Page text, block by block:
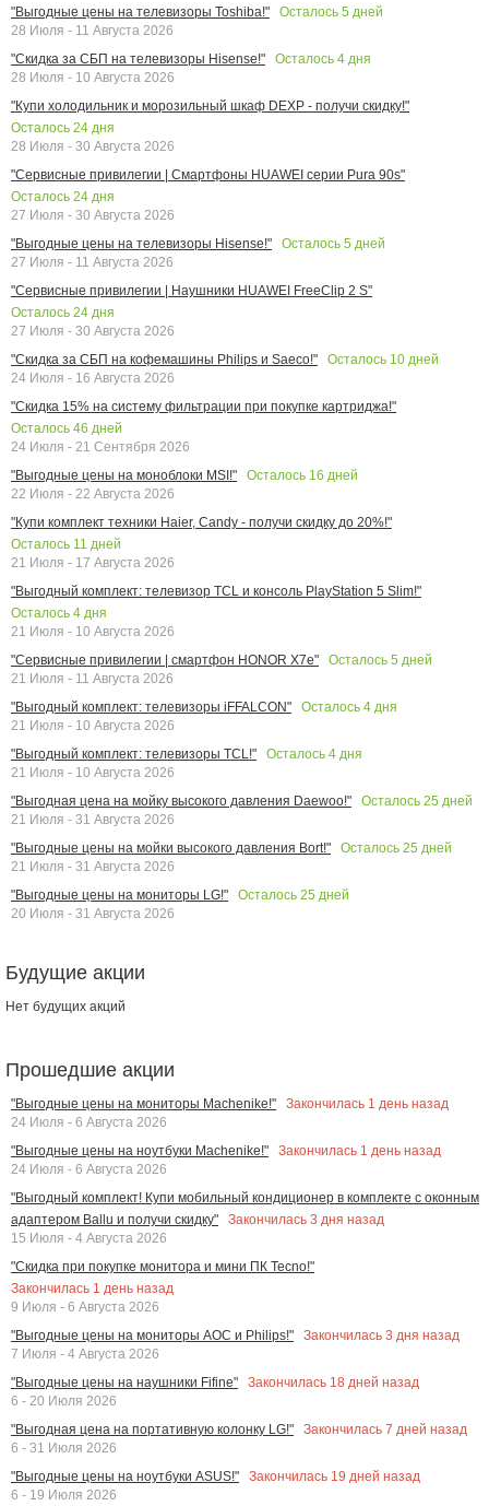
"Выгодные цены на телевизоры Toshiba!"
Осталось 5 дней
28 Июля - 11 Августа 2026
"Скидка за СБП на телевизоры Hisense!"
Осталось 4 дня
28 Июля - 10 Августа 2026
"Купи холодильник и морозильный шкаф DEXP - получи скидку!"
Осталось 24 дня
28 Июля - 30 Августа 2026
"Сервисные привилегии | Смартфоны HUAWEI серии Pura 90s"
Осталось 24 дня
27 Июля - 30 Августа 2026
"Выгодные цены на телевизоры Hisense!"
Осталось 5 дней
27 Июля - 11 Августа 2026
"Сервисные привилегии | Наушники HUAWEI FreeClip 2 S"
Осталось 24 дня
27 Июля - 30 Августа 2026
"Скидка за СБП на кофемашины Philips и Saeco!"
Осталось 10 дней
24 Июля - 16 Августа 2026
"Скидка 15% на систему фильтрации при покупке картриджа!"
Осталось 46 дней
24 Июля - 21 Сентября 2026
"Выгодные цены на моноблоки MSI!"
Осталось 16 дней
22 Июля - 22 Августа 2026
"Купи комплект техники Haier, Candy - получи скидку до 20%!"
Осталось 11 дней
21 Июля - 17 Августа 2026
"Выгодный комплект: телевизор TCL и консоль PlayStation 5 Slim!"
Осталось 4 дня
21 Июля - 10 Августа 2026
"Сервисные привилегии | смартфон HONOR X7e"
Осталось 5 дней
21 Июля - 11 Августа 2026
"Выгодный комплект: телевизоры iFFALCON"
Осталось 4 дня
21 Июля - 10 Августа 2026
"Выгодный комплект: телевизоры TCL!"
Осталось 4 дня
21 Июля - 10 Августа 2026
"Выгодная цена на мойку высокого давления Daewoo!"
Осталось 25 дней
21 Июля - 31 Августа 2026
"Выгодные цены на мойки высокого давления Bort!"
Осталось 25 дней
21 Июля - 31 Августа 2026
"Выгодные цены на мониторы LG!"
Осталось 25 дней
20 Июля - 31 Августа 2026
Будущие акции
Нет будущих акций
Прошедшие акции
"Выгодные цены на мониторы Machenike!" Закончилась 1 день назад
24 Июля - 6 Августа 2026
"Выгодные цены на ноутбуки Machenike!"
Закончилась 1 день назад
24 Июля - 6 Августа 2026
"Выгодный комплект! Купи мобильный кондиционер в комплекте с оконным
адаптером Ballu и получи скидку"
Закончилась 3 дня назад
15 Июля - 4 Августа 2026
"Скидка при покупке монитора и мини ПК Tecno!"
Закончилась 1 день назад
9 Июля - 6 Августа 2026
"Выгодные цены на мониторы AOC и Philips!"
Закончилась 3 дня назад
7 Июля - 4 Августа 2026
"Выгодные цены на наушники Fifine"
Закончилась 18 дней назад
6 - 20 Июля 2026
"Выгодная цена на портативную колонку LG!"
Закончилась 7 дней назад
6 - 31 Июля 2026
"Выгодные цены на ноутбуки ASUS!"
Закончилась 19 дней назад
6 - 19 Июля 2026